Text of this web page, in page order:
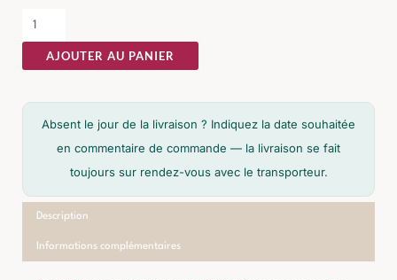
Marbre
Blanc-
naturel
AJOUTER AU PANIER
Absent le jour de la livraison ? Indiquez la date souhaitée
en commentaire de commande — la livraison se fait
toujours sur rendez-vous avec le transporteur.
Description
Informations complémentaires